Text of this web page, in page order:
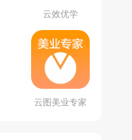
云效优学
云图美业专家